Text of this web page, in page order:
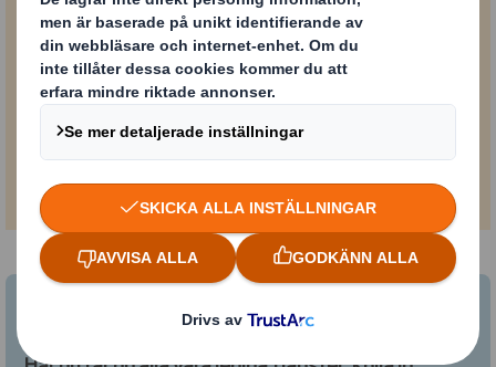
Klicka här för att ladda ned
broschyren
Lediga tjänster